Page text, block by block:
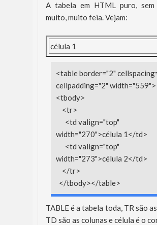
A tabela em HTML puro, sem
muito, muito feia. Vejam:
célula 1
<table border="2"
cellpadding="2" width="559">
<tbody>
<tr>
<td valign="top"
width="270">célula 1</td>
<td valign="top"
width="273">célula 2</td>
</tr>
</tbody></table>
TABLE é a tabela toda, TR são
TD são as colunas e célula é o